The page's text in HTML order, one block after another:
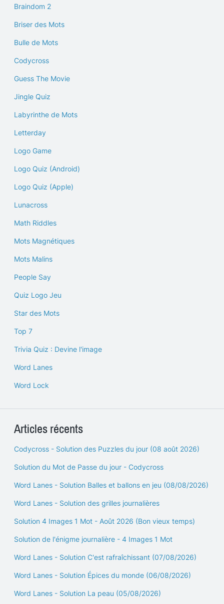
Braindom 2
Briser des Mots
Bulle de Mots
Codycross
Guess The Movie
Jingle Quiz
Labyrinthe de Mots
Letterday
Logo Game
Logo Quiz (Android)
Logo Quiz (Apple)
Lunacross
Math Riddles
Mots Magnétiques
Mots Malins
People Say
Quiz Logo Jeu
Star des Mots
Top 7
Trivia Quiz : Devine l'image
Word Lanes
Word Lock
Articles récents
Codycross - Solution des Puzzles du jour (08 août 2026)
Solution du Mot de Passe du jour - Codycross
Word Lanes - Solution Balles et ballons en jeu (08/08/2026)
Word Lanes - Solution des grilles journalières
Solution 4 Images 1 Mot - Août 2026 (Bon vieux temps)
Solution de l'énigme journalière - 4 Images 1 Mot
Word Lanes - Solution C'est rafraîchissant (07/08/2026)
Word Lanes - Solution Épices du monde (06/08/2026)
Word Lanes - Solution La peau (05/08/2026)